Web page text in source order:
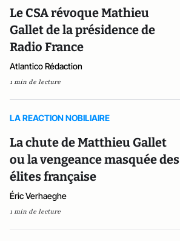
Le CSA révoque Mathieu
Gallet de la présidence de
Radio France
Atlantico Rédaction
1 min de lecture
LA REACTION NOBILIAIRE
La chute de Matthieu Gallet
ou la vengeance masquée des
élites française
Éric Verhaeghe
1 min de lecture